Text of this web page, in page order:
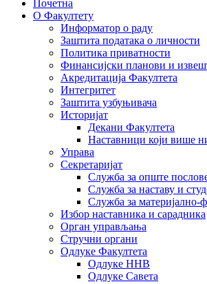
Почетна
О Факултету
Информатор о раду
Заштита података о личности
Политика приватности
Финансијски планови и
Акредитација Факултета
Интегритет
Заштита узбуњивача
Историјат
Декани Факултета
Наставници који више
Управа
Секретаријат
Служба за опште
Служба за наставу и
Служба за материјално-
Избор наставника и сарадника
Oрган управљања
Стручни органи
Одлуке Факултета
Одлуке ННВ
Одлуке Савета